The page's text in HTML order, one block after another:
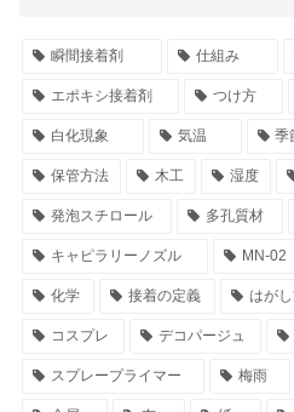
瞬間接着剤 仕組み
エポキシ接着剤 つけ方
白化現象 気温 季
保管方法 木工 湿度
発泡スチロール 多孔質材
キャピラリーノズル MN-02
化学 接着の定義 はが
コスプレ デコパージュ
スプレープライマー 梅雨